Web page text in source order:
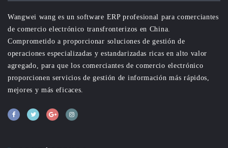
Wangwei wang es un software ERP profesional para comerciantes
de comercio electrónico transfronterizos en China.
Comprometido a proporcionar soluciones de gestión de
operaciones especializadas y estandarizadas ricas en alto valor
agregado, para que los comerciantes de comercio electrónico
proporcionen servicios de gestión de información más rápidos,
mejores y más eficaces.